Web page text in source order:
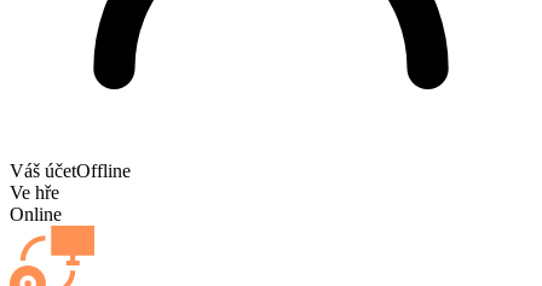
Váš účetOffline
Ve hře
Online